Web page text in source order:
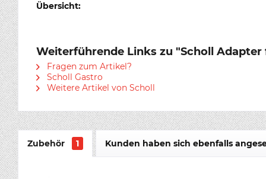
Übersicht:
Weiterführende Links zu "Scholl
Fragen zum Artikel?
Scholl Gastro
Weitere Artikel von Scholl
Zubehör 1 Kunden haben sich ebenfalls